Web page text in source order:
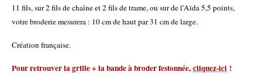
11 fils, sur 2 fils de chaîne et 2 fils de trame, ou sur de l'Aïda 5,5 points,
votre broderie mesurera : 10 cm de haut par 31 cm de large.
Création française.
Pour retrouver la grille + la bande à broder festonnée, cliquez-ici !